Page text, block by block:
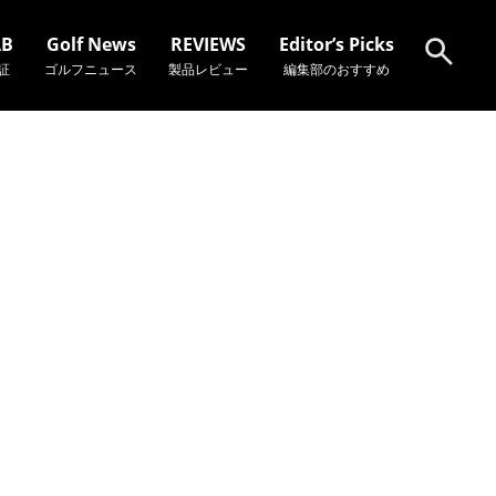
Golf News
ゴルフニュース
REVIEWS
製品レビュー
Editor’s Picks
編集部のおすすめ